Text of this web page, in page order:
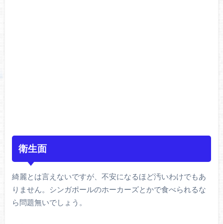
衛生面
綺麗とは言えないですが、不安になるほど汚いわけでもあ
りません。シンガポールのホーカーズとかで食べられるな
ら問題無いでしょう。